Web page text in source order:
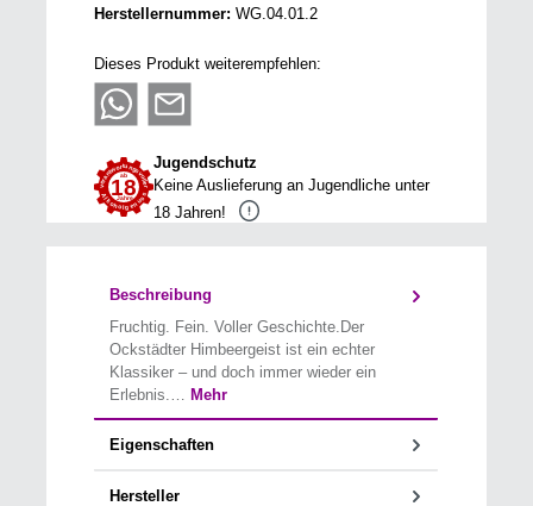
Herstellernummer:WG.04.01.2
Dieses Produkt weiterempfehlen:
Jugendschutz
Keine Auslieferung an Jugendliche unter
18 Jahren!
Beschreibung
Fruchtig. Fein. Voller Geschichte.Der
Ockstädter Himbeergeist ist ein echter
Klassiker – und doch immer wieder ein
Erlebnis.…
Mehr
Eigenschaften
Hersteller